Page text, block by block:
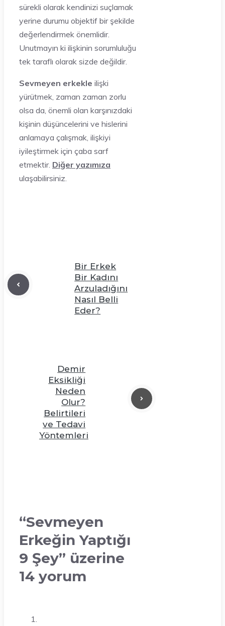
sürekli olarak kendinizi suçlamak
yerine durumu objektif bir şekilde
değerlendirmek önemlidir.
Unutmayın ki ilişkinin sorumluluğu
tek taraflı olarak sizde değildir.
Sevmeyen erkekle ilişki
yürütmek, zaman zaman zorlu
olsa da, önemli olan karşınızdaki
kişinin düşüncelerini ve hislerini
anlamaya çalışmak, ilişkiyi
iyileştirmek için çaba sarf
etmektir. Diğer yazımıza
ulaşabilirsiniz.
Bir Erkek
Bir Kadını
Arzuladığını
Nasıl Belli
Eder?
Demir
Eksikliği
Neden
Olur?
Belirtileri
ve Tedavi
Yöntemleri
“Sevmeyen
Erkeğin Yaptığı
9 Şey” üzerine
14 yorum